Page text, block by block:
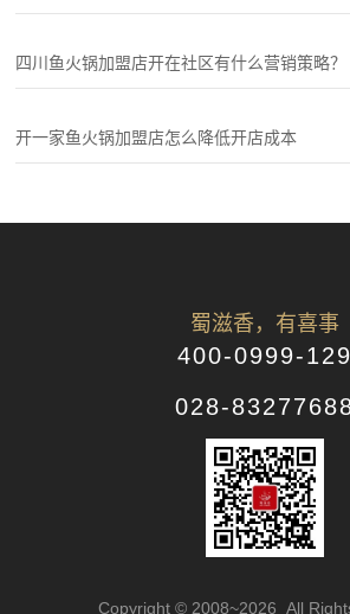
四川鱼火锅加盟店开在社区有什么营销策略？
开一家鱼火锅加盟店怎么降低开店成本
蜀滋香，有喜事
400-0999-129
028-
Copyright © 2008~2026 All